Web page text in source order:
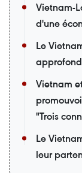
Vietnam-
d'une
Le
Vietnam
"Trois
Le
leur